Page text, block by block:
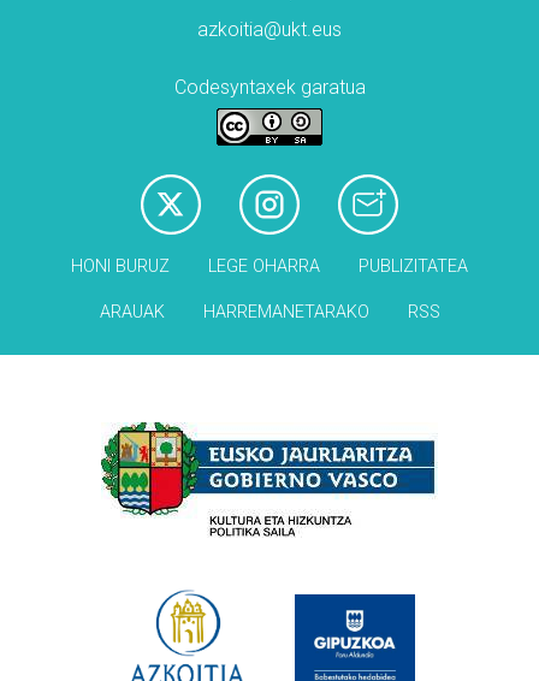
azkoitia@ukt.eus
Codesyntaxek garatua
HONI BURUZ LEGE OHARRA PUBLIZITATEA
ARAUAK HARREMANETARAKO RSS